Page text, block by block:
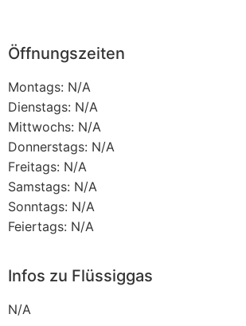
Öffnungszeiten
Montags: N/A
Dienstags: N/A
Mittwochs: N/A
Donnerstags: N/A
Freitags: N/A
Samstags: N/A
Sonntags: N/A
Feiertags: N/A
Infos zu Flüssiggas
N/A